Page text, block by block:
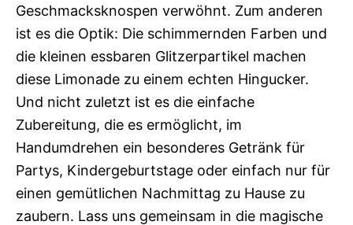
Geschmacksknospen verwöhnt. Zum anderen
ist es die Optik: Die schimmernden Farben und
die kleinen essbaren Glitzerpartikel machen
diese Limonade zu einem echten Hingucker.
Und nicht zuletzt ist es die einfache
Zubereitung, die es ermöglicht, im
Handumdrehen ein besonderes Getränk für
Partys, Kindergeburtstage oder einfach nur für
einen gemütlichen Nachmittag zu Hause zu
zaubern. Lass uns gemeinsam in die magische